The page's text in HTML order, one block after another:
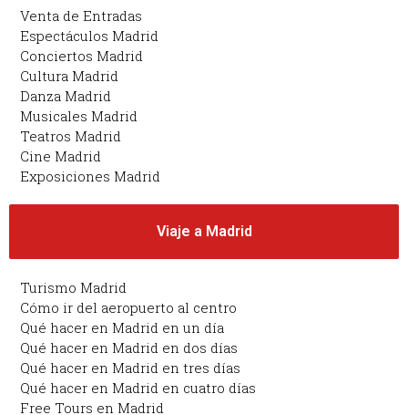
Venta de Entradas
Espectáculos Madrid
Conciertos Madrid
Cultura Madrid
Danza Madrid
Musicales Madrid
Teatros Madrid
Cine Madrid
Exposiciones Madrid
Viaje a Madrid
Turismo Madrid
Cómo ir del aeropuerto al centro
Qué hacer en Madrid en un día
Qué hacer en Madrid en dos días
Qué hacer en Madrid en tres días
Qué hacer en Madrid en cuatro días
Free Tours en Madrid